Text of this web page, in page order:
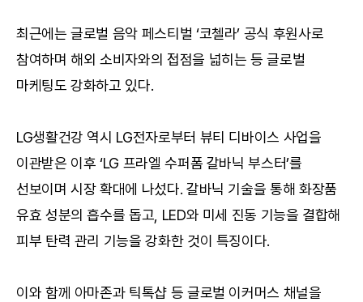
최근에는 글로벌 음악 페스티벌 ‘코첼라’ 공식 후원사로
참여하며 해외 소비자와의 접점을 넓히는 등 글로벌
마케팅도 강화하고 있다.
LG생활건강 역시 LG전자로부터 뷰티 디바이스 사업을
이관받은 이후 ‘LG 프라엘 수퍼폼 갈바닉 부스터’를
선보이며 시장 확대에 나섰다. 갈바닉 기술을 통해 화장품
유효 성분의 흡수를 돕고, LED와 미세 진동 기능을 결합해
피부 탄력 관리 기능을 강화한 것이 특징이다.
이와 함께 아마존과 틱톡샵 등 글로벌 이커머스 채널을